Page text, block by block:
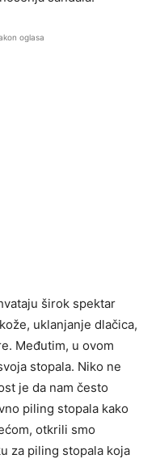
oglasa
širok spektar
uklanjanje dlačica,
Međutim, u ovom
stopala. Niko ne
je da nam često
piling stopala kako
otkrili smo
za piling stopala koja